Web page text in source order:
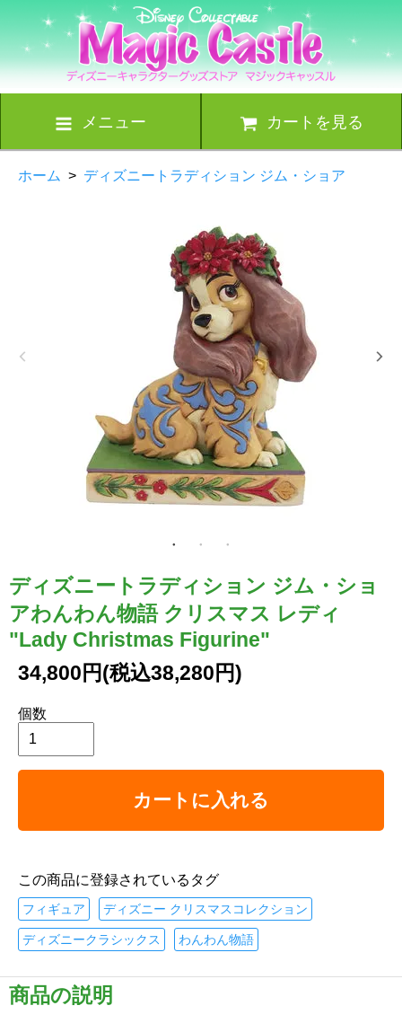
メニュー カートを見る
ホーム > ディズニートラディション ジム・ショア
ディズニートラディション ジム・ショ
アわんわん物語 クリスマス レディ
"Lady Christmas Figurine"
34,800円(税込38,280円)
個数
カートに入れる
この商品に登録されているタグ
フィギュア ディズニー クリスマスコレクション
ディズニークラシックス わんわん物語
商品の説明